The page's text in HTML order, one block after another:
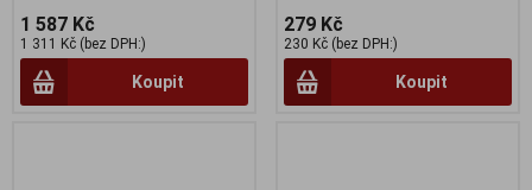
1 587 Kč
1 311 Kč (bez DPH:)
Koupit
279 Kč
230 Kč (bez DPH:)
Koupit